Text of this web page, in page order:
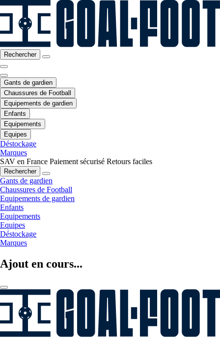
Rechercher
Gants de gardien
Chaussures de Football
Equipements de gardien
Enfants
Equipements
Equipes
Déstockage
Marques
SAV en France Paiement sécurisé Retours faciles
Rechercher
Gants de gardien
Chaussures de Football
Equipements de gardien
Enfants
Equipements
Equipes
Déstockage
Marques
Ajout en cours...